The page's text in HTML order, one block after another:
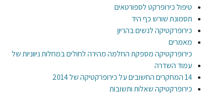
טיפול כירופרקט לספורטאים
תסמונת שורש כף היד
כירופרקטיקה לנשים בהריון
מאמרים
כירופרקטיקה מספקת החלמה מהירה לחולים במחלות ניווניות של
עמוד השדרה
14 המחקרים החשובים על כירופרקטיקה של 2014
כירופרקטיקה שאלות ותשובות